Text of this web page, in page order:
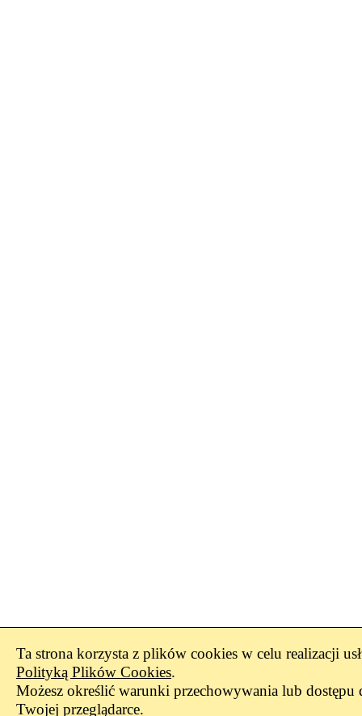
Ta strona korzysta z plików cookies w celu realizacji
Polityką Plików Cookies.
Możesz określić warunki przechowywania lub
Twojej przeglądarce.